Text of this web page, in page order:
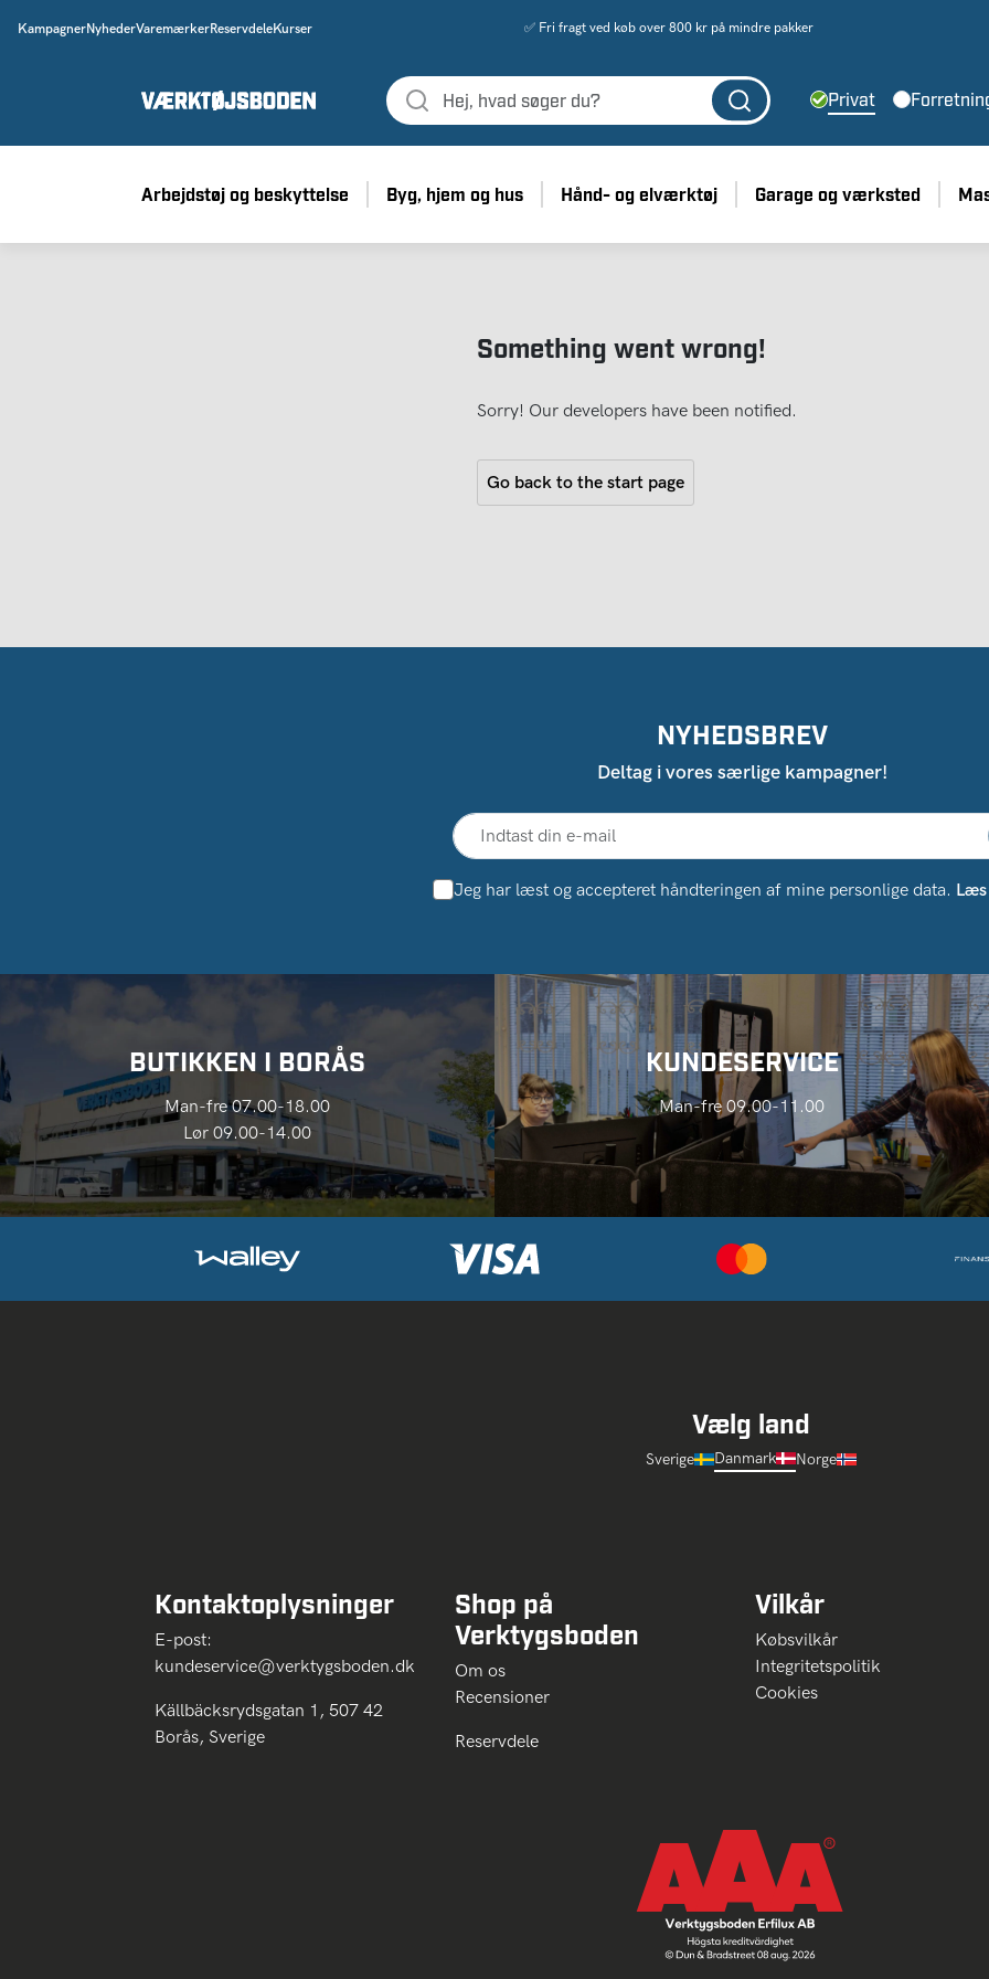
KampagnerNyhederVaremærkerReservdeleKurser ✅ Fri fragt ved køb over 800 kr på mindre pakker
Privat
Arbejdstøj og beskyttelse Byg, hjem og hus Hånd- og elværktøj Garage og værksted
Something went wrong!
Sorry! Our developers have been notified.
Go back to the start page
NYHEDSBREV
Deltag i vores særlige kampagner!
Jeg har læst og accepteret håndteringen af ​​mine personlige data.
BUTIKKEN I BORÅS
Man-fre 07.00-18.00
Lør 09.00-14.00
KUNDESERVICE
Man-fre 09.00-11.00
Vælg land
Sverige Danmark Norge
Kontaktoplysninger
E-post:
kundeservice@verktygsboden.dk
Källbäcksrydsgatan 1, 507 42
Borås, Sverige
Shop på
Verktygsboden
Om os
Recensioner
Reservdele
Vilkår
Købsvilkår
Integritetspolitik
Cookies